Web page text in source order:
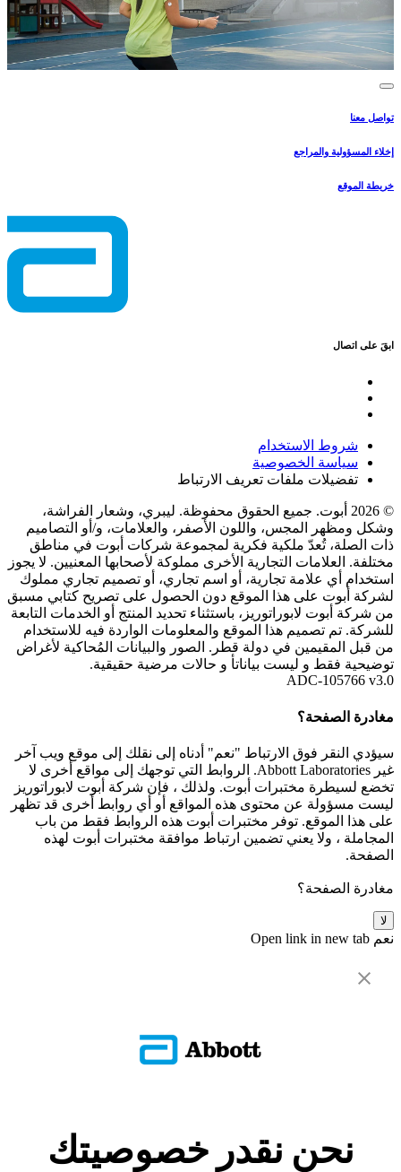
تواصل معنا
إخلاء المسؤولية والمراجع
خريطة الموقع
ابقَ على اتصال
شروط الاستخدام
سياسة الخصوصية
تفضيلات ملفات تعريف الارتباط
© 2026 أبوت. جميع الحقوق محفوظة. ليبري، وشعار الفراشة،
وشكل ومظهر المجس، واللون الأصفر، والعلامات، و/أو التصاميم
ذات الصلة، تُعدّ ملكية فكرية لمجموعة شركات أبوت في مناطق
مختلفة. العلامات التجارية الأخرى مملوكة لأصحابها المعنيين. لا يجوز
استخدام أي علامة تجارية، أو اسم تجاري، أو تصميم تجاري مملوك
لشركة أبوت على هذا الموقع دون الحصول على تصريح كتابي مسبق
من شركة أبوت لابوراتوريز، باستثناء تحديد المنتج أو الخدمات التابعة
للشركة. تم تصميم هذا الموقع والمعلومات الواردة فيه للاستخدام
من قبل المقيمين في دولة قطر. الصور والبيانات المُحاكية لأغراض
توضيحية فقط و ليست بياناتأ و حالات مرضية حقيقية.
ADC-105766 v3.0
مغادرة الصفحة؟
سيؤدي النقر فوق الارتباط "نعم" أدناه إلى نقلك إلى موقع ويب آخر
غير Abbott Laboratories. الروابط التي توجهك إلى مواقع أخرى لا
تخضع لسيطرة مختبرات أبوت. ولذلك ، فإن شركة أبوت لابوراتوريز
ليست مسؤولة عن محتوى هذه المواقع أو أي روابط أخرى قد تظهر
على هذا الموقع. توفر مختبرات أبوت هذه الروابط فقط من باب
المجاملة ، ولا يعني تضمين ارتباط موافقة مختبرات أبوت لهذه
الصفحة.
مغادرة الصفحة؟
لا
نعم Open link in new tab
نحن نقدر خصوصيتك